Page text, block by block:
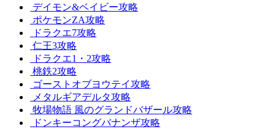
デイモン&ベイビー攻略
ポケモンZA攻略
ドラクエ7攻略
仁王3攻略
ドラクエ1・2攻略
桃鉄2攻略
ゴーストオブヨウテイ攻略
メタルギアデルタ攻略
牧場物語 風のグランドバザール攻略
ドンキーコングバナンザ攻略